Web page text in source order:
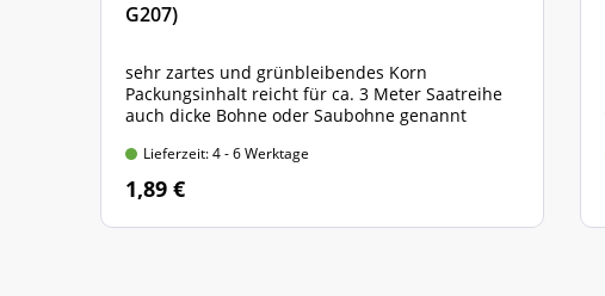
G207)
sehr zartes und grünbleibendes Korn
Packungsinhalt reicht für ca. 3 Meter Saatreihe
auch dicke Bohne oder Saubohne genannt
Lieferzeit: 4 - 6 Werktage
1,89 €